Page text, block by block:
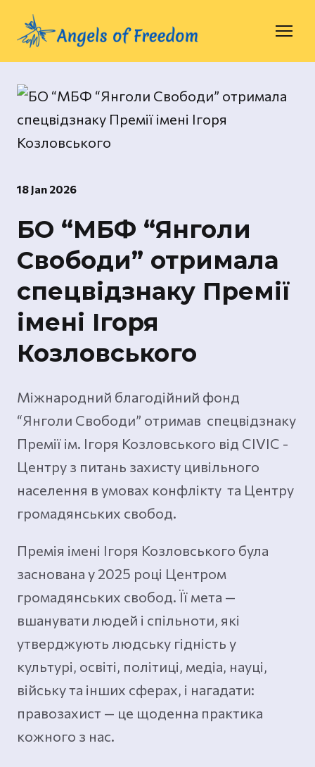
18 Jan 2026
БО “МБФ “Янголи
Свободи” отримала
спецвідзнаку Премії
імені Ігоря
Козловського
Міжнародний благодійний фонд
“Янголи Свободи” отримав спецвідзнаку
Премії ім. Ігоря Козловського від CIVIC -
Центру з питань захисту цивільного
населення в умовах конфлікту та Центру
громадянських свобод.
Премія імені Ігоря Козловського була
заснована у 2025 році Центром
громадянських свобод. Її мета —
вшанувати людей і спільноти, які
утверджують людську гідність у
культурі, освіті, політиці, медіа, науці,
війську та інших сферах, і нагадати:
правозахист — це щоденна практика
кожного з нас.